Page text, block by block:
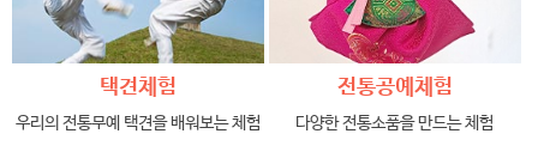
택견체험
우리의 전통무예 택견을 배워보는 체험
전통공예체험
다양한 전통소품을 만드는 체험